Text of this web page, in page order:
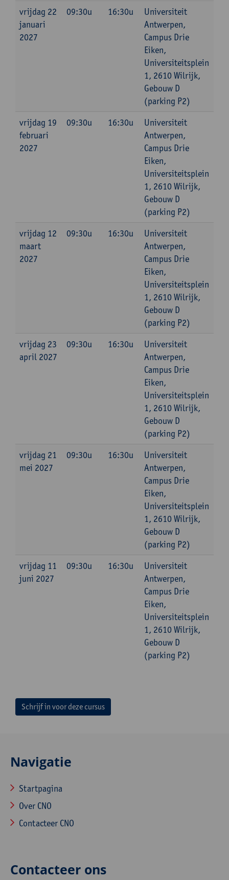
vrijdag 22
januari
2027
09:30u 16:30u
Universiteit
Antwerpen,
Campus Drie
Eiken,
Universiteitsplein
1, 2610 Wilrijk,
Gebouw D
(parking P2)
vrijdag 19
februari
2027
09:30u 16:30u
Universiteit
Antwerpen,
Campus Drie
Eiken,
Universiteitsplein
1, 2610 Wilrijk,
Gebouw D
(parking P2)
vrijdag 12
maart
2027
09:30u 16:30u
Universiteit
Antwerpen,
Campus Drie
Eiken,
Universiteitsplein
1, 2610 Wilrijk,
Gebouw D
(parking P2)
vrijdag 23
april 2027
09:30u 16:30u
Universiteit
Antwerpen,
Campus Drie
Eiken,
Universiteitsplein
1, 2610 Wilrijk,
Gebouw D
(parking P2)
vrijdag 21
mei 2027
09:30u 16:30u
Universiteit
Antwerpen,
Campus Drie
Eiken,
Universiteitsplein
1, 2610 Wilrijk,
Gebouw D
(parking P2)
vrijdag 11
juni 2027
09:30u 16:30u
Universiteit
Antwerpen,
Campus Drie
Eiken,
Universiteitsplein
1, 2610 Wilrijk,
Gebouw D
(parking P2)
Schrijf in voor deze cursus
Navigatie
Startpagina
Over CNO
Contacteer CNO
Contacteer ons